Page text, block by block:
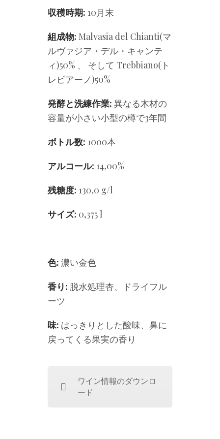
収穫時期: 10月末
組成物: Malvasia del Chianti(マ
ルヴァジア・デル・キャンテ
ィ)50% 、 そして Trebbiano(ト
レビアーノ)50%
発酵と洗練作業: 異なる木材の
容量が小さい小型の樽で3年間
ボトル数: 1000本
アルコール: 14,00%
残糖度: 130,0 g/l
サイズ: 0,375 l
色: 濃い金色
香り: 脱水処理杏、ドライフル
ーツ
味: はっきりとした酸味、鼻に
戻ってくる果実の香り
ワイン情報のダウンロ
ード